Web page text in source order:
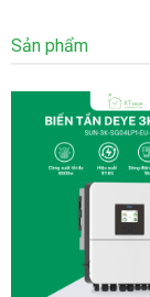
Sản phẩm